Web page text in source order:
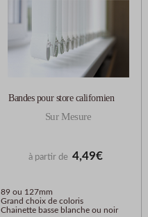
Bandes pour store californien
Sur Mesure
à partir de 4,49€
89 ou 127mm
Grand choix de coloris
Chainette basse blanche ou noir